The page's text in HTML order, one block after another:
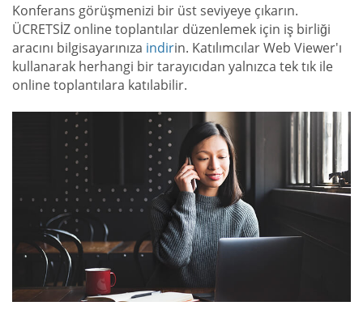
Konferans görüşmenizi bir üst seviyeye çıkarın.
ÜCRETSİZ online toplantılar düzenlemek için iş birliği
aracını bilgisayarınıza indirin. Katılımcılar Web Viewer'ı
kullanarak herhangi bir tarayıcıdan yalnızca tek tık ile
online toplantılara katılabilir.